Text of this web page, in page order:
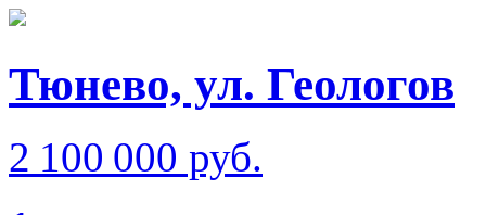
Тюнево, ул. Геологов
2 100 000 руб.